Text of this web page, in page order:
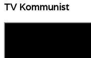
TV Kommunist